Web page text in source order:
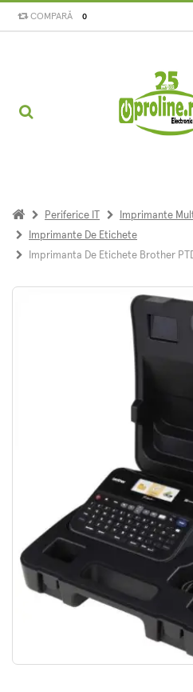
COMPARĂ 0
Periferice IT
Imprimante
Imprimante De Etichete
Imprimanta De Etichete Brother